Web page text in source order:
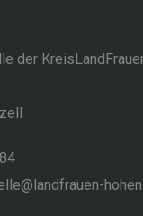
der